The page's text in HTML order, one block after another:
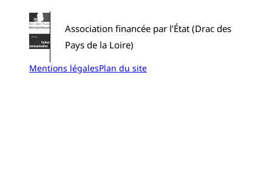
Association financée par l’État (Drac des
Pays de la Loire)
Mentions légalesPlan du site